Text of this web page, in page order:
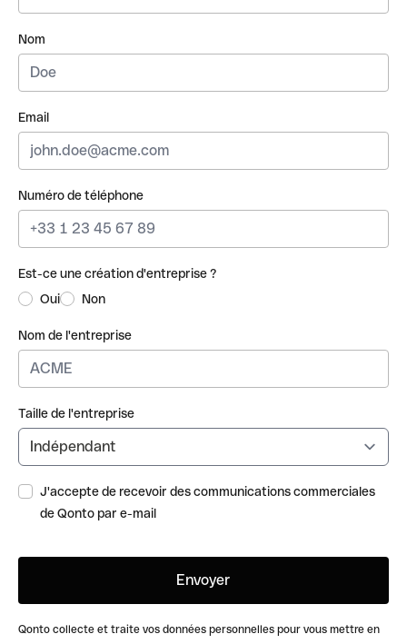
Nom
Email
Numéro de téléphone
Est-ce une création d'entreprise ?
Oui
Non
Nom de l'entreprise
Taille de l'entreprise
J'accepte de recevoir des communications commerciales
de Qonto par e-mail
Qonto collecte et traite vos données personnelles pour vous mettre en